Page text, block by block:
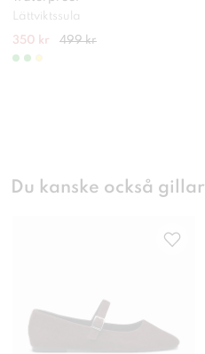
Lättviktssula
350 kr 499 kr
Du kanske också gillar